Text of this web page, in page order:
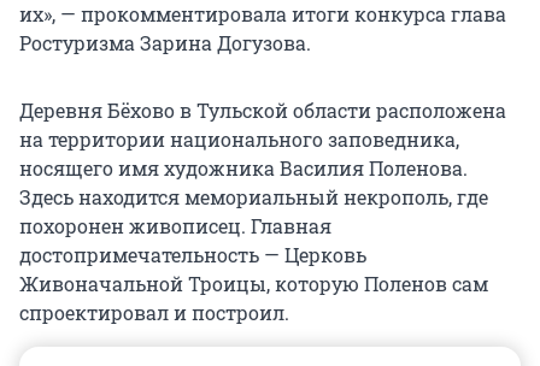
их», — прокомментировала итоги конкурса глава
Ростуризма Зарина Догузова.
Деревня Бёхово в Тульской области расположена
на территории национального заповедника,
носящего имя художника Василия Поленова.
Здесь находится мемориальный некрополь, где
похоронен живописец. Главная
достопримечательность — Церковь
Живоначальной Троицы, которую Поленов сам
спроектировал и построил.